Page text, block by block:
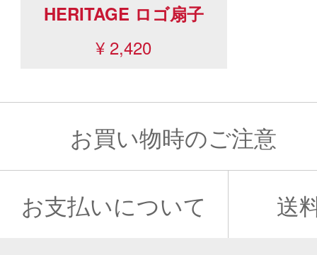
HERITAGE ロゴ扇子
¥ 2,420
お買い物時のご注意
お支払いについて 送